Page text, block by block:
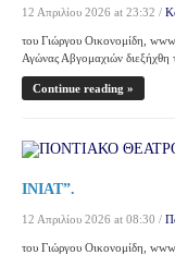
12 Απριλίου 2026 at 23:32 /
του Γιώργου Οικονομίδη,
Αγώνας Αβγομαχιών
Continue reading »
ΙΝΙΑΤ”.
12 Απριλίου 2026 at 08:30 /
του Γιώργου Οικονομίδη,